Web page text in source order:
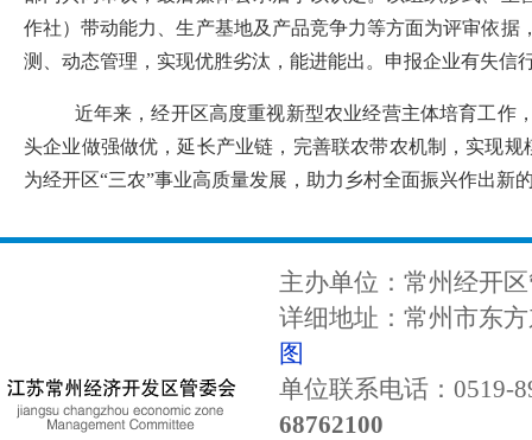
作社）带动能力
、生产基地及 产品竞争力等方面为评审依据
测、动态管理，实现优胜劣汰，能进能出。申报企业有失信
近年来，经开区高度重视新型农业经营主体培育工作
头企业做强做优，延长产业链，完善联农带农机制，实现规
为经开区“三农”事业高质量发展，助力乡村全面振兴作出新
主办单位：常州经开
详细地址：常州市东
图
单位联系电话：0519-
68762100